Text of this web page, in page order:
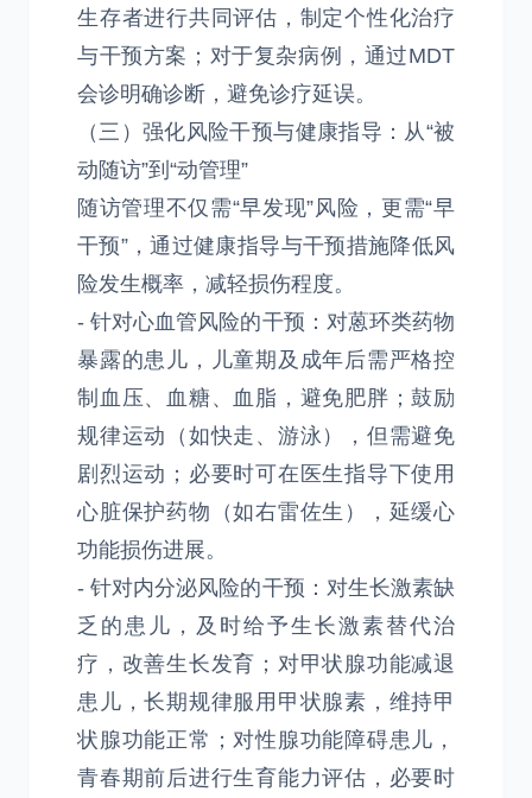
生存者进行共同评估，制定个性化治疗
与干预方案；对于复杂病例，通过MDT
会诊明确诊断，避免诊疗延误。
（三）强化风险干预与健康指导：从“被
动随访”到“动管理”
随访管理不仅需“早发现”风险，更需“早
干预”，通过健康指导与干预措施降低风
险发生概率，减轻损伤程度。
- 针对心血管风险的干预：对蒽环类药物
暴露的患儿，儿童期及成年后需严格控
制血压、血糖、血脂，避免肥胖；鼓励
规律运动（如快走、游泳），但需避免
剧烈运动；必要时可在医生指导下使用
心脏保护药物（如右雷佐生），延缓心
功能损伤进展。
- 针对内分泌风险的干预：对生长激素缺
乏的患儿，及时给予生长激素替代治
疗，改善生长发育；对甲状腺功能减退
患儿，长期规律服用甲状腺素，维持甲
状腺功能正常；对性腺功能障碍患儿，
青春期前后进行生育能力评估，必要时